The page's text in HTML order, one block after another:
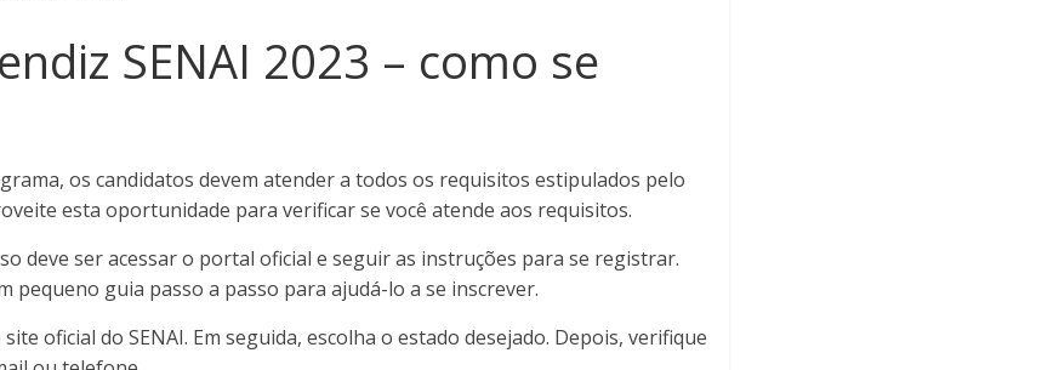
SENAI 2023 – como se
os candidatos devem atender a todos os requisitos estipulados pelo
esta oportunidade para verificar se você atende aos requisitos.
deve ser acessar o portal oficial e seguir as instruções para se registrar.
pequeno guia passo a passo para ajudá-lo a se inscrever.
oficial do SENAI. Em seguida, escolha o estado desejado. Depois, verifique